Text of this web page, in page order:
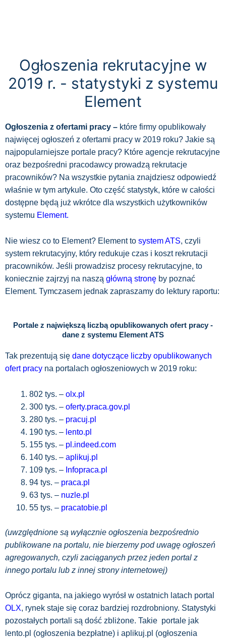
Ogłoszenia rekrutacyjne w
2019 r. - statystyki z systemu
Element
Ogłoszenia z ofertami pracy – które firmy opublikowały
najwięcej ogłoszeń z ofertami pracy w 2019 roku? Jakie są
najpopularniejsze portale pracy? Które agencje rekrutacyjne
oraz bezpośredni pracodawcy prowadzą rekrutacje
pracowników? Na wszystkie pytania znajdziesz odpowiedź
właśnie w tym artykule. Oto część statystyk, które w całości
dostępne będą już wkrótce dla wszystkich użytkowników
systemu Element.
Nie wiesz co to Element? Element to system ATS, czyli
system rekrutacyjny, który redukuje czas i koszt rekrutacji
pracowników. Jeśli prowadzisz procesy rekrutacyjne, to
koniecznie zajrzyj na naszą główną stronę by poznać
Element. Tymczasem jednak zapraszamy do lektury raportu:
Portale z największą liczbą opublikowanych ofert pracy -
dane z systemu Element ATS
Tak prezentują się dane dotyczące liczby opublikowanych
ofert pracy na portalach ogłoszeniowych w 2019 roku:
802 tys. – olx.pl
300 tys. – oferty.praca.gov.pl
280 tys. – pracuj.pl
190 tys. – lento.pl
155 tys. – pl.indeed.com
140 tys. – aplikuj.pl
109 tys. – Infopraca.pl
94 tys. – praca.pl
63 tys. – nuzle.pl
55 tys. – pracatobie.pl
(uwzględnione są wyłącznie ogłoszenia bezpośrednio
publikowane na portalu, nie bierzemy pod uwagę ogłoszeń
agregowanych, czyli zaciąganych przez jeden portal z
innego portalu lub z innej strony internetowej)
Oprócz giganta, na jakiego wyrósł w ostatnich latach portal
OLX, rynek staje się coraz bardziej rozdrobniony. Statystyki
pozostałych portali są dość zbliżone. Takie portale jak
lento.pl (ogłoszenia bezpłatne) i aplikuj.pl (ogłoszenia